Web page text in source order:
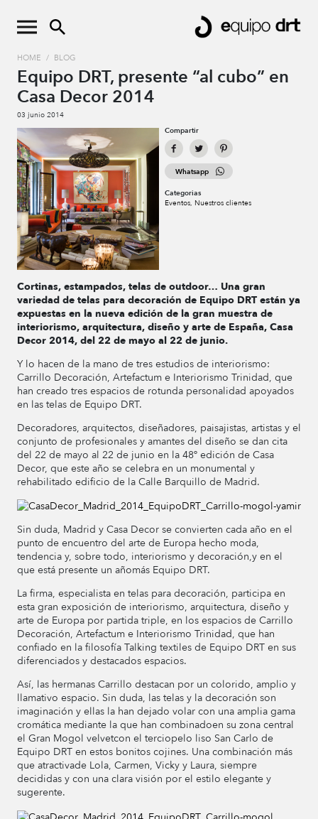
HOME / BLOG
Equipo DRT, presente “al cubo” en
Casa Decor 2014
03 junio 2014
Compartir
Whatsapp
Categorias
Eventos Nuestros clientes
Cortinas, estampados, telas de outdoor… Una gran
variedad de telas para decoración de Equipo DRT están ya
expuestas en la nueva edición de la gran muestra de
interiorismo, arquitectura, diseño y arte de España, Casa
Decor 2014, del 22 de mayo al 22 de junio.
Y lo hacen de la mano de tres estudios de interiorismo:
Carrillo Decoración, Artefactum e Interiorismo Trinidad, que
han creado tres espacios de rotunda personalidad apoyados
en las telas de Equipo DRT.
Decoradores, arquitectos, diseñadores, paisajistas, artistas y el
conjunto de profesionales y amantes del diseño se dan cita
del 22 de mayo al 22 de junio en la 48º edición de Casa
Decor, que este año se celebra en un monumental y
rehabilitado edificio de la Calle Barquillo de Madrid.
Sin duda, Madrid y Casa Decor se convierten cada año en el
punto de encuentro del arte de Europa hecho moda,
tendencia y, sobre todo, interiorismo y decoración,y en el
que está presente un añomás Equipo DRT.
La firma, especialista en telas para decoración, participa en
esta gran exposición de interiorismo, arquitectura, diseño y
arte de Europa por partida triple, en los espacios de Carrillo
Decoración, Artefactum e Interiorismo Trinidad, que han
confiado en la filosofía Talking textiles de Equipo DRT en sus
diferenciados y destacados espacios.
Así, las hermanas Carrillo destacan por un colorido, amplio y
llamativo espacio. Sin duda, las telas y la decoración son
imaginación y ellas la han dejado volar con una amplia gama
cromática mediante la que han combinadoen su zona central
el Gran Mogol velvetcon el terciopelo liso San Carlo de
Equipo DRT en estos bonitos cojines. Una combinación más
que atractivade Lola, Carmen, Vicky y Laura, siempre
decididas y con una clara visión por el estilo elegante y
sugerente.